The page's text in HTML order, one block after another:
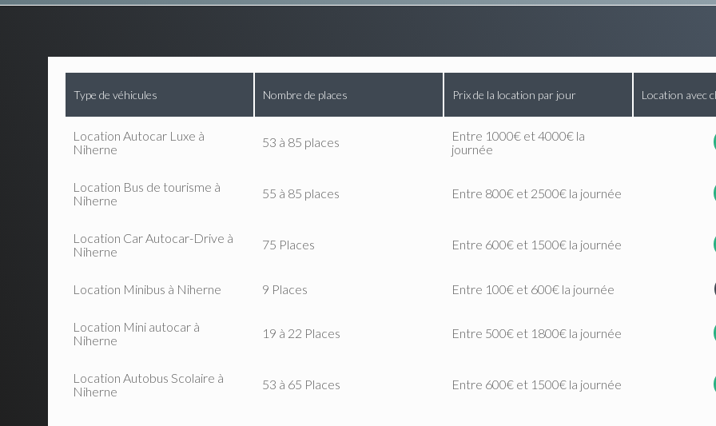
Type de véhicules Nombre de places Prix de la location par jour Location avec
Location Autocar Luxe à
Niherne
53 à 85 places
Entre 1000€ et 4000€ la
journée
Location Bus de tourisme à
Niherne
55 à 85 places Entre 800€ et 2500€ la journée
Location Car Autocar-Drive à
Niherne
75 Places Entre 600€ et 1500€ la journée
Location Minibus à Niherne 9 Places Entre 100€ et 600€ la journée
Location Mini autocar à
Niherne
19 à 22 Places Entre 500€ et 1800€ la journée
Location Autobus Scolaire à
Niherne
53 à 65 Places Entre 600€ et 1500€ la journée